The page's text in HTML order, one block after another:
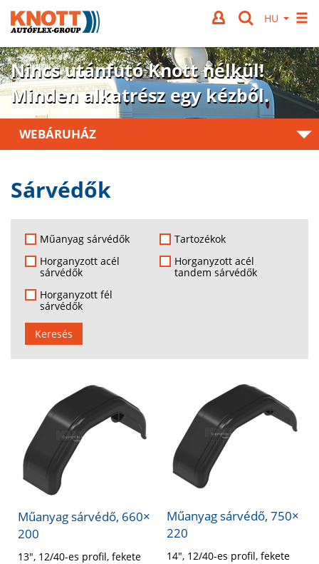
Nincs utánfutó Knott nélkül!
Minden alkatrész egy kézből.
WEBÁRUHÁZ
Sárvédők
Műanyag sárvédők
Tartozékok
Horganyzott acél
sárvédők
Horganyzott acél
tandem sárvédők
Horganyzott fél
sárvédők
Keresés
Műanyag sárvédő, 660×
200
13″, 12/40-es profil, fekete
Műanyag sárvédő, 750×
220
14″, 12/40-es profil, fekete